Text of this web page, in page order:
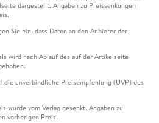
dargestellt. Angaben zu Preissenkungen
Sie ein, dass Daten an den Anbieter der
wird nach Ablauf des auf der Artikelseite
die unverbindliche Preisempfehlung (UVP) des
wurde vom Verlag gesenkt. Angaben zu
vorherigen Preis.